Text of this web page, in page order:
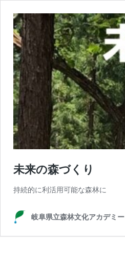
未来の森づくり
持続的に利活用可能な森林に
岐阜県立森林文化アカデミー